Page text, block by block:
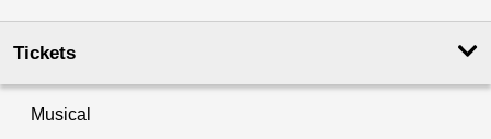
Tickets
Musical